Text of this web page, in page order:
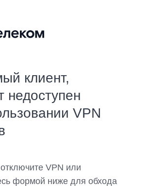
клиент,
недоступен
VPN
VPN или
формой ниже для обхода